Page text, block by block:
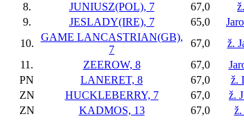
8.
JUNIUSZ(POL), 7 67,0
9.
JESLADY(IRE), 7 65,0
10.
GAME LANCASTRIAN(GB),
7
67,0 ž.
11.
ZEEROW, 8 67,0
PN
LANERET, 8 67,0 ž.
ZN
HUCKLEBERRY, 7 67,0 ž.
ZN
KADMOS, 13 67,0 ž.